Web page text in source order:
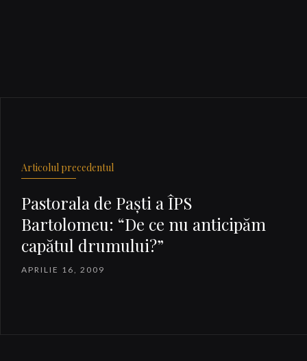
Articolul precedentul
Pastorala de Paşti a ÎPS
Bartolomeu: “De ce nu anticipăm
capătul drumului?”
APRILIE 16, 2009